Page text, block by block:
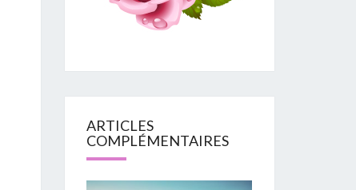
ARTICLES
COMPLÉMENTAIRES